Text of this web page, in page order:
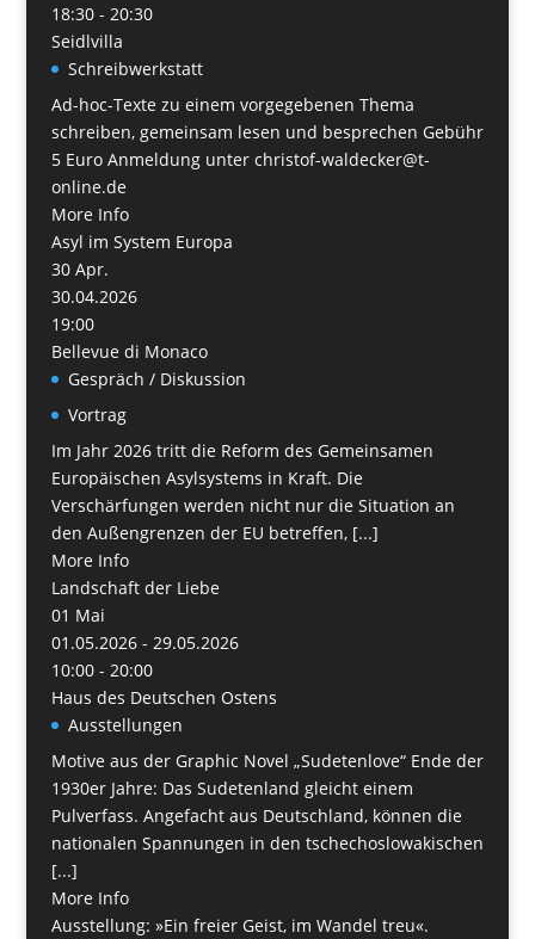
18:30 - 20:30
Seidlvilla
Schreibwerkstatt
Ad-hoc-Texte zu einem vorgegebenen Thema
schreiben, gemeinsam lesen und besprechen Gebühr
5 Euro Anmeldung unter christof-waldecker@t-
online.de
More Info
Asyl im System Europa
30 Apr.
30.04.2026
19:00
Bellevue di Monaco
Gespräch / Diskussion
Vortrag
Im Jahr 2026 tritt die Reform des Gemeinsamen
Europäischen Asylsystems in Kraft. Die
Verschärfungen werden nicht nur die Situation an
den Außengrenzen der EU betreffen, [...]
More Info
Landschaft der Liebe
01 Mai
01.05.2026 - 29.05.2026
10:00 - 20:00
Haus des Deutschen Ostens
Ausstellungen
Motive aus der Graphic Novel „Sudetenlove“ Ende der
1930er Jahre: Das Sudetenland gleicht einem
Pulverfass. Angefacht aus Deutschland, können die
nationalen Spannungen in den tschechoslowakischen
[...]
More Info
Ausstellung: »Ein freier Geist, im Wandel treu«.